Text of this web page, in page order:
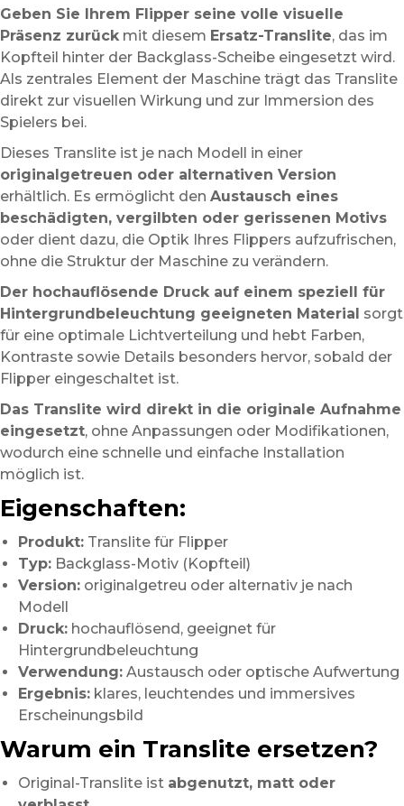
Geben Sie Ihrem Flipper seine volle visuelle
Präsenz zurück mit diesem Ersatz-Translite, das im
Kopfteil hinter der Backglass-Scheibe eingesetzt wird.
Als zentrales Element der Maschine trägt das Translite
direkt zur visuellen Wirkung und zur Immersion des
Spielers bei.
Dieses Translite ist je nach Modell in einer
originalgetreuen oder alternativen Version
erhältlich. Es ermöglicht den Austausch eines
beschädigten, vergilbten oder gerissenen Motivs
oder dient dazu, die Optik Ihres Flippers aufzufrischen,
ohne die Struktur der Maschine zu verändern.
Der hochauflösende Druck auf einem speziell für
Hintergrundbeleuchtung geeigneten Material sorgt
für eine optimale Lichtverteilung und hebt Farben,
Kontraste sowie Details besonders hervor, sobald der
Flipper eingeschaltet ist.
Das Translite wird direkt in die originale Aufnahme
eingesetzt, ohne Anpassungen oder Modifikationen,
wodurch eine schnelle und einfache Installation
möglich ist.
Eigenschaften:
Produkt: Translite für Flipper
Typ: Backglass-Motiv (Kopfteil)
Version: originalgetreu oder alternativ je nach
Modell
Druck: hochauflösend, geeignet für
Hintergrundbeleuchtung
Verwendung: Austausch oder optische Aufwertung
Ergebnis: klares, leuchtendes und immersives
Erscheinungsbild
Warum ein Translite ersetzen?
Original-Translite ist abgenutzt, matt oder